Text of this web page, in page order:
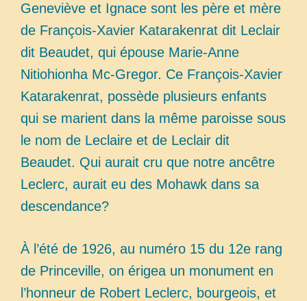
Geneviève et Ignace sont les père et mère
de François-Xavier Katarakenrat dit Leclair
dit Beaudet, qui épouse Marie-Anne
Nitiohionha Mc-Gregor. Ce François-Xavier
Katarakenrat, possède plusieurs enfants
qui se marient dans la même paroisse sous
le nom de Leclaire et de Leclair dit
Beaudet. Qui aurait cru que notre ancêtre
Leclerc, aurait eu des Mohawk dans sa
descendance?
À l’été de 1926, au numéro 15 du 12e rang
de Princeville, on érigea un monument en
l’honneur de Robert Leclerc, bourgeois, et